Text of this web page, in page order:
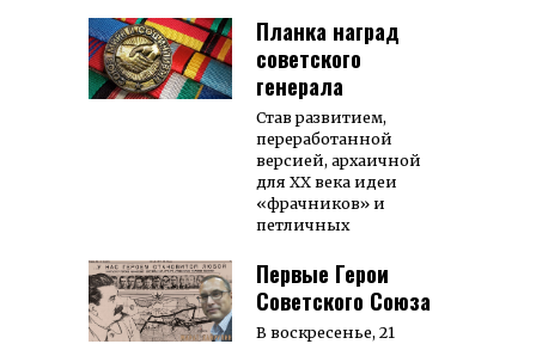
Планка наград
советского
генерала
Став развитием,
переработанной
версией, архаичной
для XX века идеи
«фрачников» и
петличных
Первые Герои
Советского Союза
В воскресенье, 21